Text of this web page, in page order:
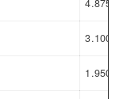
4.875%
3.100%
1.950%